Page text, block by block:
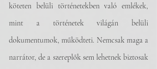
köteten belüli történetekben való emlékek,
mint a történetek világán belüli
dokumentumok, működteti. Nemcsak maga a
narrátor, de a szereplők sem lehetnek biztosak